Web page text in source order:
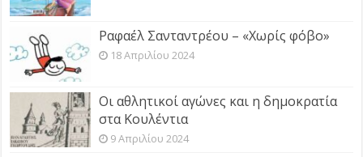
Ραφαέλ Σανταντρέου – «Χωρίς φόβο»
18 Απριλίου 2024
Οι αθλητικοί αγώνες και η δημοκρατία
στα Κουλέντια
9 Απριλίου 2024